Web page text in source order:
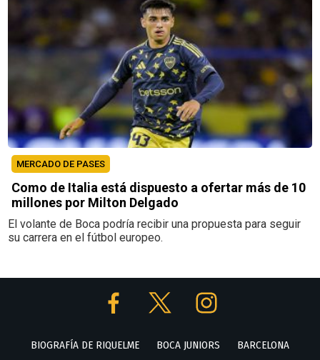
MERCADO DE PASES
Como de Italia está dispuesto a ofertar más de 10
millones por Milton Delgado
El volante de Boca podría recibir una propuesta para seguir
su carrera en el fútbol europeo.
BIOGRAFÍA DE RIQUELME BOCA JUNIORS BARCELONA